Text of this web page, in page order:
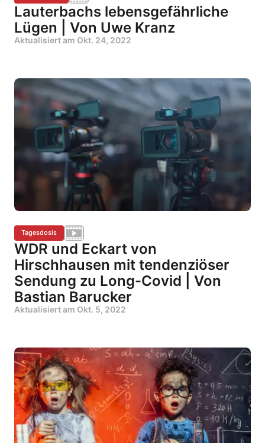
Lauterbachs lebensgefährliche
Lügen | Von Uwe Kranz
Aktualisiert am Okt. 24, 2022
Tagesdosis
WDR und Eckart von
Hirschhausen mit tendenziöser
Sendung zu Long-Covid | Von
Bastian Barucker
Aktualisiert am Okt. 5, 2022